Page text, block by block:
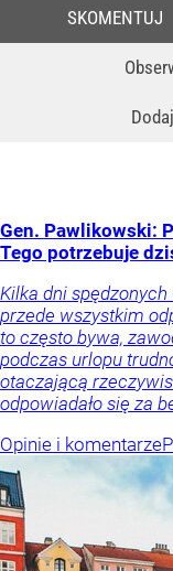
SKOMENTUJ
Gen. Pawlikowski:
Tego potrzebuje
Kilka dni
przede wszystkim
to często bywa,
podczas urlopu
otaczającą
odpowiadało się za
Opinie i komentarze